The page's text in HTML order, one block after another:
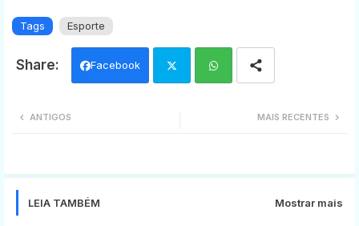
Tags Esporte
Facebook
MAIS RECENTES
ANTIGOS
LEIA TAMBÉM Mostrar mais